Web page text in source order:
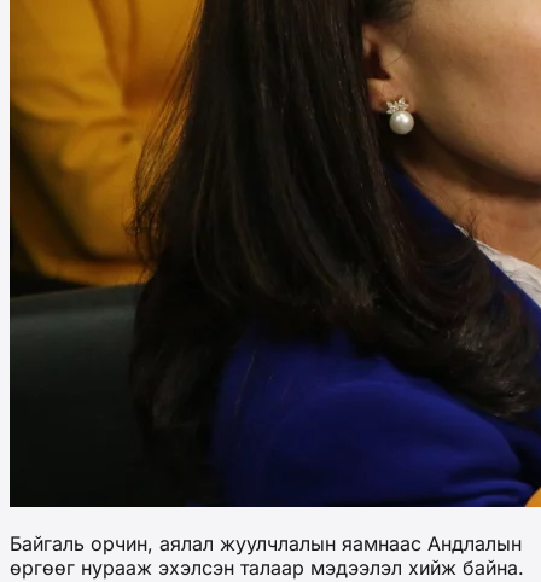
Байгаль орчин, аялал жуулчлалын яамнаас Андлалын
өргөөг нурааж эхэлсэн талаар мэдээлэл хийж байна.